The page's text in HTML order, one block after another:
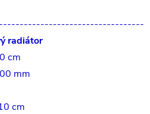
radiátor
cm
mm
cm